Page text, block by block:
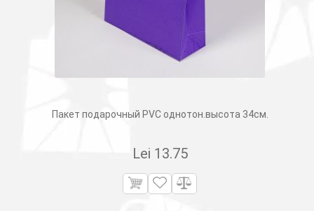
Пакет подарочный PVC однотон.высота 34см.
Lei 13.75